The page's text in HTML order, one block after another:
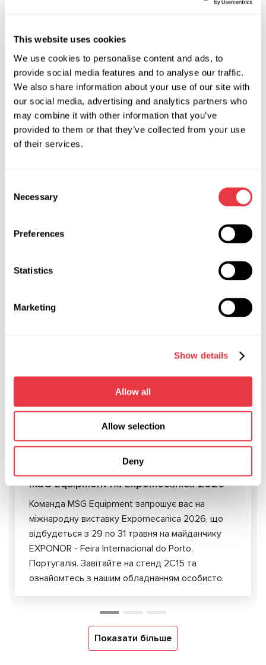
This website uses cookies
We use cookies to personalise content and ads, to
provide social media features and to analyse our traffic.
We also share information about your use of our site with
our social media, advertising and analytics partners who
may combine it with other information that you’ve
provided to them or that they’ve collected from your use
of their services.
Selection
Necessary
Preferences
Statistics
Marketing
Show details
Allow all
Allow selection
Deny
необхідний сервісний функціонал для ремонту та
3 і Model Y. LOKI дає змогу реалізовувати до 80% усіх
Демонстрація роботи нашого обладнання
здійснюватиметься на автомобілях та агрегатах, наданих
нашими партнерами MasterServiceElectro.
Шукайте нас у зоні електромобілів. Приходьте,
отримуйте нові знання та враження. Чекаємо на вас, буде
АКТУАЛЬНІ НОВИНИ
MSG Equipment на Expomecanica 2026
Команда MSG Equipment запрошує вас на
міжнародну виставку Expomecanica 2026, що
відбудеться з 29 по 31 травня на майданчику
EXPONOR - Feira Internacional do Porto,
Португалія. Завітайте на стенд 2C15 та
ознайомтесь з нашим обладнанням особисто.
Показати більше